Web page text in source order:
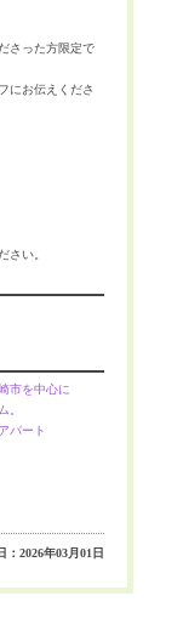
さった方限定で
にお伝えくださ
さい。
市を中心に
。
パート
：2026年03月01日